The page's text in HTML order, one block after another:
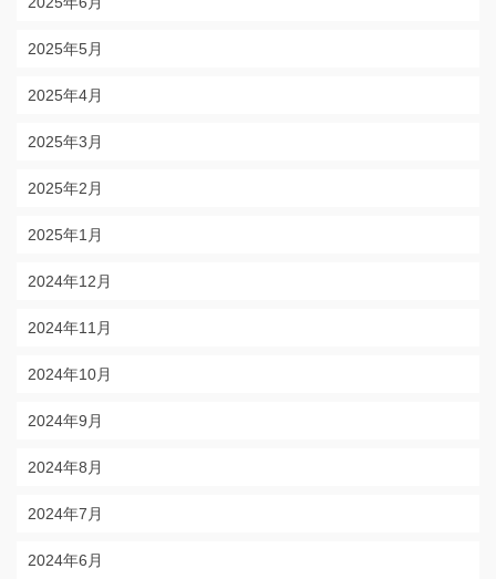
2025年5月
2025年4月
2025年3月
2025年2月
2025年1月
2024年12月
2024年11月
2024年10月
2024年9月
2024年8月
2024年7月
2024年6月